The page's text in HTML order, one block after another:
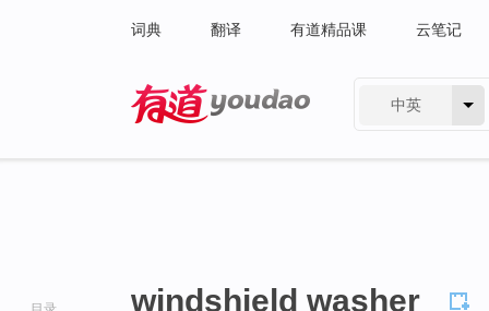
词典 翻译 有道精品课 云笔记
中英
windshield washer